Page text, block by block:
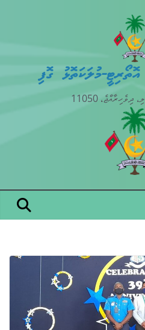
މުލަކަތޮޅު ގޮފި
11050